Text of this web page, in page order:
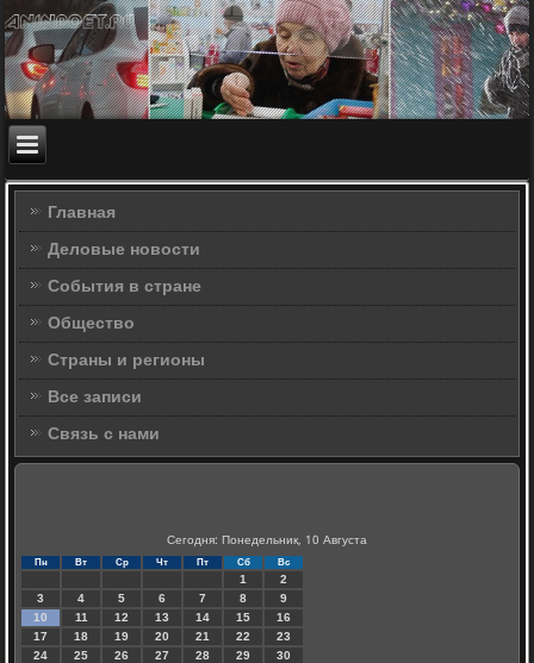
Главная
Деловые новости
События в стране
Общество
Страны и регионы
Все записи
Связь с нами
Сегодня: Понедельник, 10 Августа
Пн Вт Ср Чт Пт Сб Вс
1
2
3
4 5 6 7 8
9
10
11 12 13 14 15
16
17
18 19 20 21 22
23
24
25 26 27 28 29
30